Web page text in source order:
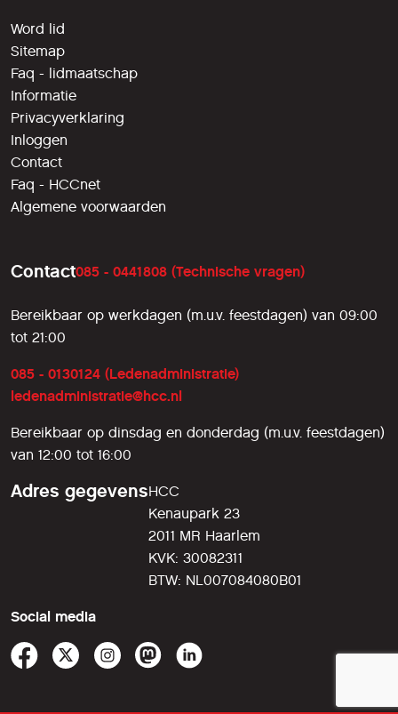
Word lid
Sitemap
Faq - lidmaatschap
Informatie
Privacyverklaring
Inloggen
Contact
Faq - HCCnet
Algemene voorwaarden
Contact085 - 0441808 (Technische vragen)
Bereikbaar op werkdagen (m.u.v. feestdagen) van 09:00
tot 21:00
085 - 0130124 (Ledenadministratie)
ledenadministratie@hcc.nl
Bereikbaar op dinsdag en donderdag (m.u.v. feestdagen)
van 12:00 tot 16:00
Adres gegevensHCC
Kenaupark 23
2011 MR Haarlem
KVK: 30082311
BTW: NL007084080B01
Social media